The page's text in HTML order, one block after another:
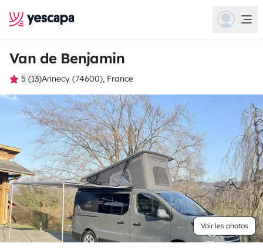
Van de Benjamin
5 (13)Annecy (74600), France
Voir les photos